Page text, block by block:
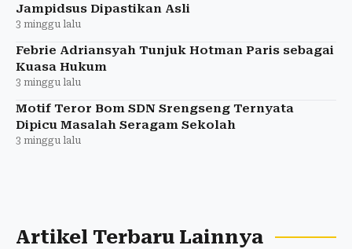
Jampidsus Dipastikan Asli
3 minggu lalu
Febrie Adriansyah Tunjuk Hotman Paris sebagai
Kuasa Hukum
3 minggu lalu
Motif Teror Bom SDN Srengseng Ternyata
Dipicu Masalah Seragam Sekolah
3 minggu lalu
Artikel Terbaru Lainnya